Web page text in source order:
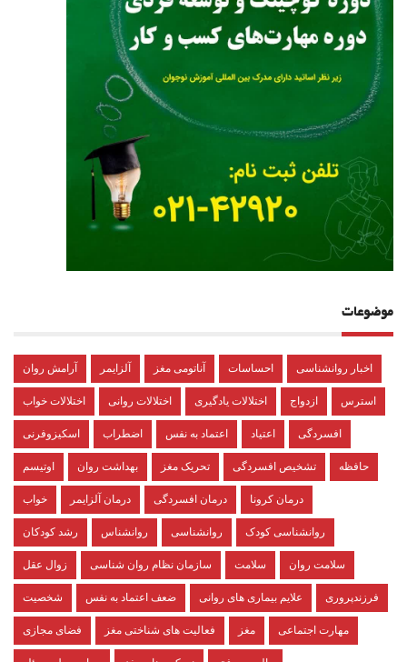
موضوعات
آرامش روان آلزایمر آناتومی مغز احساسات اخبار روانشناسی
اختلالات خواب اختلالات روانی اختلالات یادگیری ازدواج استرس
اسکیزوفرنی اضطراب اعتماد به نفس اعتیاد افسردگی
اوتیسم بهداشت روان تحریک مغز تشخیص افسردگی حافظه
خواب درمان آلزایمر درمان افسردگی درمان کرونا
رشد کودکان روانشناس روانشناسی روانشناسی کودک
زوال عقل سازمان نظام روان شناسی سلامت سلامت روان
شخصیت ضعف اعتماد به نفس علایم بیماری های روانی فرزندپروری
فضای مجازی فعالیت های شناختی مغز مغز مهارت اجتماعی